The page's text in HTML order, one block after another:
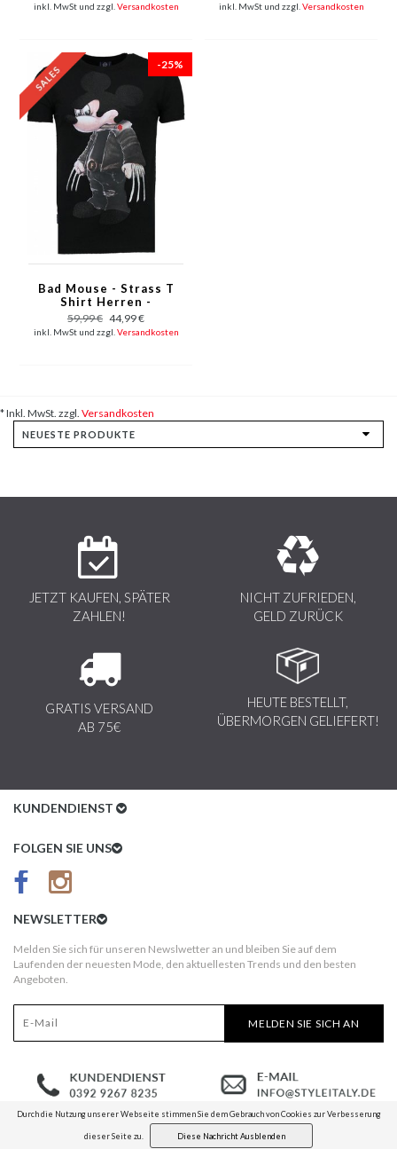
inkl. MwSt und zzgl. Versandkosten inkl. MwSt und zzgl. Versandkosten
-25%
Bad Mouse - Strass T
Shirt Herren -
Schwarz
59,99 € 44,99 €
inkl. MwSt und zzgl. Versandkosten
* Inkl. MwSt. zzgl. Versandkosten
JETZT KAUFEN, SPÄTER
ZAHLEN!
NICHT ZUFRIEDEN,
GELD ZURÜCK
GRATIS VERSAND
AB 75€
HEUTE BESTELLT,
ÜBERMORGEN GELIEFERT!
KUNDENDIENST
Kundenservice
AGB
Kundeninformationen
Widerruf
FOLGEN SIE UNS
NEWSLETTER
Melden Sie sich für unseren Newslwetter an und bleiben Sie auf dem
Laufenden der neuesten Mode, den aktuellesten Trends und den besten
Angeboten.
MELDEN SIE SICH AN
Durch die Nutzung unserer Webseite stimmen Sie dem Gebrauch von Cookies zur Verbesserung
dieser Seite zu. Diese Nachricht Ausblenden